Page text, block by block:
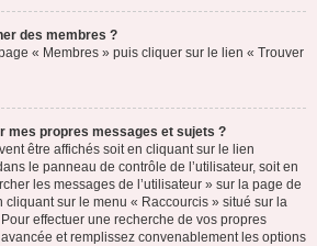
des membres ?
« Membres » puis cliquer sur le lien « Trouver
mes propres messages et sujets ?
être affichés soit en cliquant sur le lien
le panneau de contrôle de l’utilisateur, soit en
les messages de l’utilisateur » sur la page de
cliquant sur le menu « Raccourcis » situé sur la
effectuer une recherche de vos propres
et remplissez convenablement les options